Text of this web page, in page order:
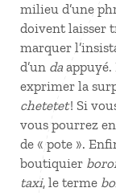
milieu d’une
doivent laisser
marquer
d’un da
exprimer la
chetetet! Si
vous pourrez
de « pote ».
boutiquier
taxi, le terme